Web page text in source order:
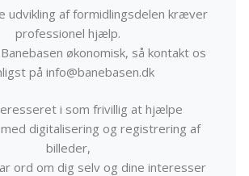
udvikling af formidlingsdelen kræver
professionel hjælp.
økonomisk, så kontakt os
på info@banebasen.dk
i som frivillig at hjælpe
digitalisering og registrering af
billeder,
ord om dig selv og dine interesser